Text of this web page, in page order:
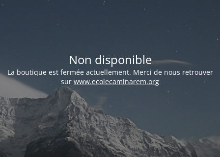
Non disponible
La boutique est fermée actuellement. Merci de nous retrouver
sur www.ecolecaminarem.org